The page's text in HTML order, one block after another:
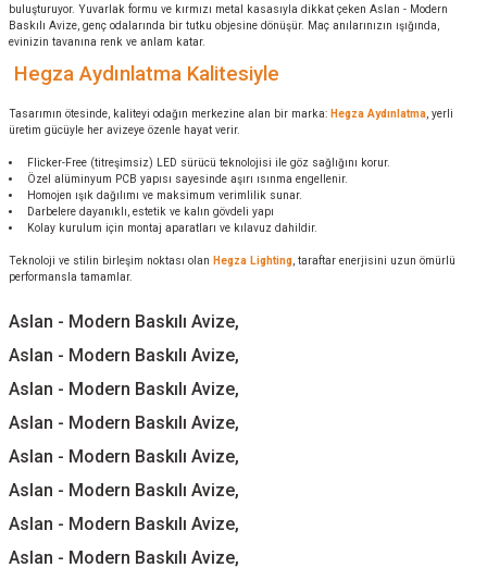
buluşturuyor. Yuvarlak formu ve kırmızı metal kasasıyla dikkat çeken Aslan - Modern
Baskılı Avize, genç odalarında bir tutku objesine dönüşür. Maç anılarınızın ışığında,
evinizin tavanına renk ve anlam katar.
Hegza Aydınlatma Kalitesiyle
Tasarımın ötesinde, kaliteyi odağın merkezine alan bir marka: Hegza Aydınlatma , yerli
üretim gücüyle her avizeye özenle hayat verir.
Flicker-Free (titreşimsiz) LED sürücü teknolojisi ile göz sağlığını korur.
Özel alüminyum PCB yapısı sayesinde aşırı ısınma engellenir.
Homojen ışık dağılımı ve maksimum verimlilik sunar.
Darbelere dayanıklı, estetik ve kalın gövdeli yapı
Kolay kurulum için montaj aparatları ve kılavuz dahildir.
Teknoloji ve stilin birleşim noktası olan Hegza Lighting , taraftar enerjisini uzun ömürlü
performansla tamamlar.
Aslan - Modern Baskılı Avize,
Aslan - Modern Baskılı Avize,
Aslan - Modern Baskılı Avize,
Aslan - Modern Baskılı Avize,
Aslan - Modern Baskılı Avize,
Aslan - Modern Baskılı Avize,
Aslan - Modern Baskılı Avize,
Aslan - Modern Baskılı Avize,